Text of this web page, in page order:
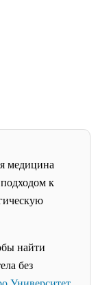
медицина
к
найти
без